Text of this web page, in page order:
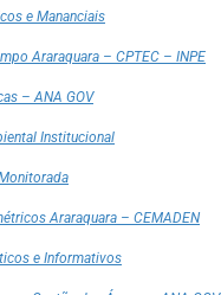
e Mananciais
Araraquara – CPTEC – INPE
– ANA GOV
Institucional
Araraquara – CEMADEN
e Informativos